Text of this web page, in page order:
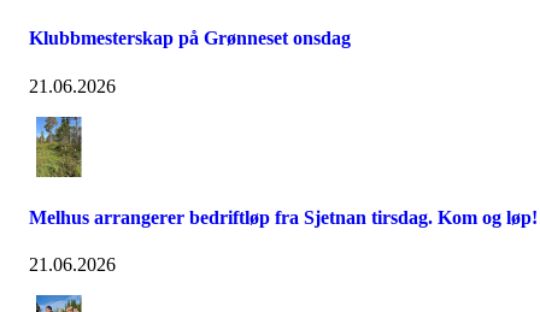
Klubbmesterskap på Grønneset onsdag
21.06.2026
Melhus arrangerer bedriftløp fra Sjetnan tirsdag. Kom og løp!
21.06.2026